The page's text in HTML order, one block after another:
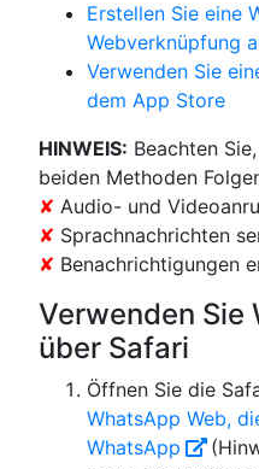
Erstellen Sie eine
Webverknüpfung
Verwenden Sie
dem App Store
HINWEIS: Beachten
beiden Methoden
✘ Audio- und
✘ Sprachnachrichten
✘ Benachrichtigungen
Verwenden Sie
über Safari
Öffnen Sie die
WhatsApp Web,
WhatsApp